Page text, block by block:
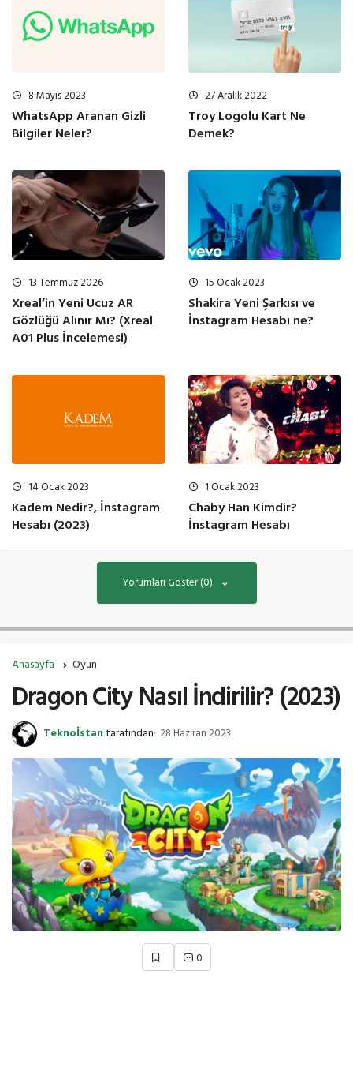
8 Mayıs 2023
WhatsApp Aranan Gizli
Bilgiler Neler?
27 Aralık 2022
Troy Logolu Kart Ne
Demek?
13 Temmuz 2026
Xreal’in Yeni Ucuz AR
Gözlüğü Alınır Mı? (Xreal
A01 Plus İncelemesi)
15 Ocak 2023
Shakira Yeni Şarkısı ve
İnstagram Hesabı ne?
14 Ocak 2023
Kadem Nedir?, İnstagram
Hesabı (2023)
1 Ocak 2023
Chaby Han Kimdir?
İnstagram Hesabı
Yorumları Göster (0)
Anasayfa Oyun
Dragon City Nasıl İndirilir? (2023)
Teknoİstantarafından 28 Haziran 2023
0